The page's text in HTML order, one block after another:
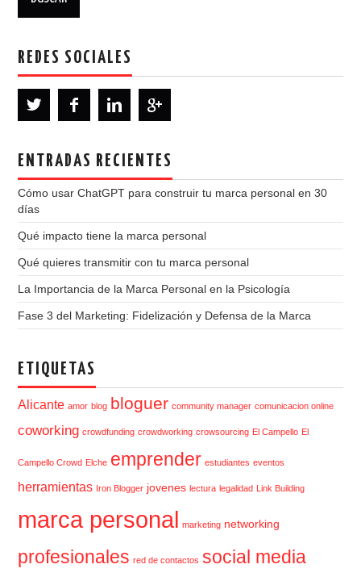
REDES SOCIALES
ENTRADAS RECIENTES
Cómo usar ChatGPT para construir tu marca personal en 30
días
Qué impacto tiene la marca personal
Qué quieres transmitir con tu marca personal
La Importancia de la Marca Personal en la Psicología
Fase 3 del Marketing: Fidelización y Defensa de la Marca
ETIQUETAS
Alicante amor blog bloguer community manager comunicacion online
coworking crowdfunding crowdworking crowsourcing El Campello El
Campello Crowd Elche emprender estudiantes eventos
herramientas Iron Blogger jovenes lectura legalidad Link Building
marca personal marketing networking
profesionales red de contactos social media